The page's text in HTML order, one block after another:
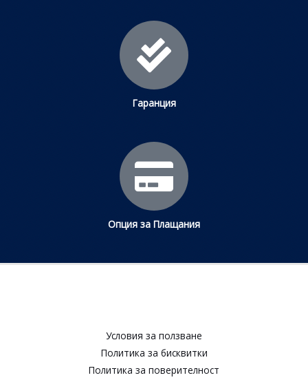
Гаранция
Опция за Плащания
Условия за ползване​
Политика за бисквитки​
Политика за поверителност​